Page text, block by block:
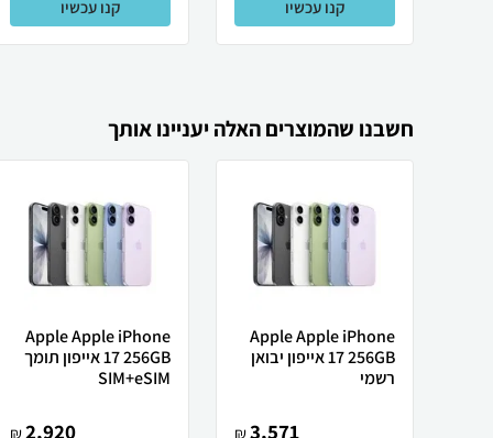
קנו עכשיו קנו עכשיו
חשבנו שהמוצרים האלה יעניינו אותך
Apple Apple iPhone
17 256GB אייפון יבואן
רשמי
3,571
₪
Apple Apple iPhone
17 256GB אייפון תומך
SIM+eSIM
2,920
₪